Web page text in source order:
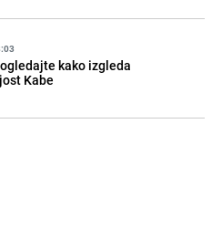
kako izgleda
Kabe